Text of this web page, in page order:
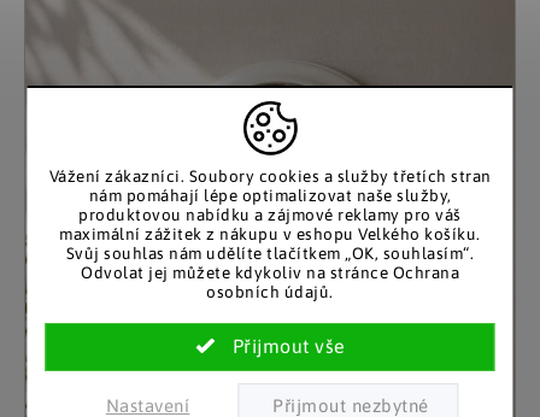
Vážení zákazníci. Soubory cookies a služby třetích stran
nám pomáhají lépe optimalizovat naše služby,
produktovou nabídku a zájmové reklamy pro váš
maximální zážitek z nákupu v eshopu Velkého košíku.
Svůj souhlas nám udělíte tlačítkem „OK, souhlasím“.
Odvolat jej můžete kdykoliv na stránce Ochrana
osobních údajů.
Nastavení